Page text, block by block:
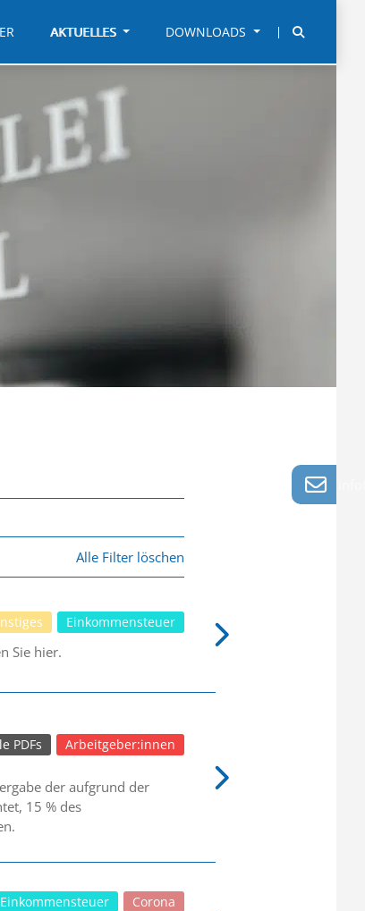
AKTUELLES DOWNLOADS
Alle Filter löschen
Einkommensteuer
Sie hier.
Arbeitgeber:innen
PDFs
der aufgrund der
15 % des
Corona
Einkommensteuer